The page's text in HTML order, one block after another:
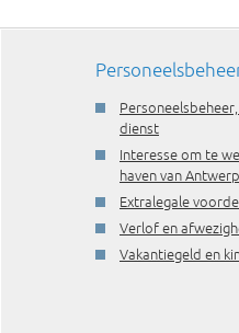
dienst
Interesse om te
haven van
Extralegale
Verlof en
Vakantiegeld en